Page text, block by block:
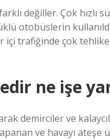
değiller. Çok hızlı
otobüslerin
trafiğinde çok
ne işe
demirciler ve
ve havayı